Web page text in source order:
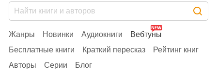
Жанры Новинки Аудиокниги
Вебтуны
Бесплатные книги
Краткий пересказ
Рейтинг книг
Авторы
Серии Блог